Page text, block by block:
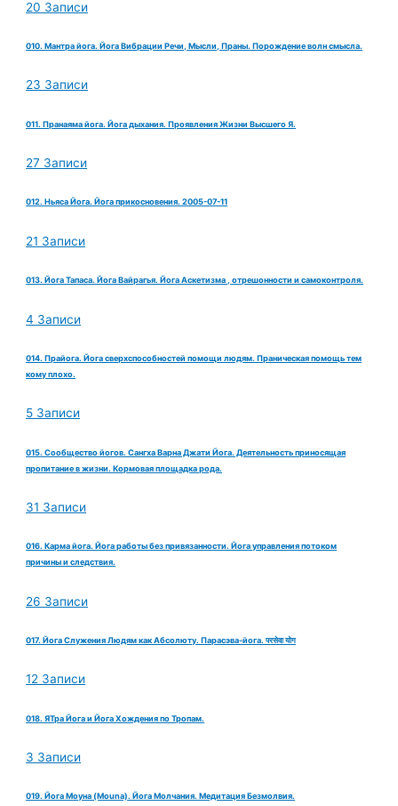
20 Записи
010. Мантра йога. Йога Вибрации Речи, Мысли, Праны. Порождение волн смысла.
23 Записи
011. Пранаяма йога. Йога дыхания. Проявления Жизни Высшего Я.
27 Записи
012. Ньяса Йога. Йога прикосновения. 2005-07-11
21 Записи
013. Йога Тапаса. Йога Вайрагья. Йога Аскетизма , отрешонности и самоконтроля.
4 Записи
014. Прайога. Йога сверхспособностей помощи людям. Праническая помощь тем
кому плохо.
5 Записи
015. Сообщество йогов. Сангха Варна Джати Йога. Деятельность приносящая
пропитание в жизни. Кормовая площадка рода.
31 Записи
016. Карма йога. Йога работы без привязанности. Йога управления потоком
причины и следствия.
26 Записи
017. Йога Служения Людям как Абсолюту. Парасэва-йога. परसेवा योग
12 Записи
018. ЯТра Йога и Йога Хождения по Тропам.
3 Записи
019. Йога Моуна (Mouna). Йога Молчания. Медитация Безмолвия.